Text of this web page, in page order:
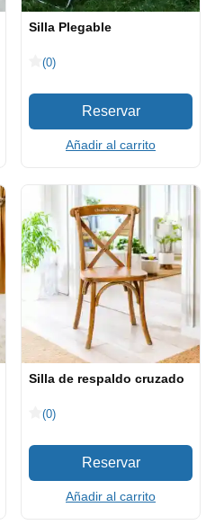
Silla Plegable
(0)
Añadir al carrito
Silla de respaldo cruzado
(0)
Añadir al carrito